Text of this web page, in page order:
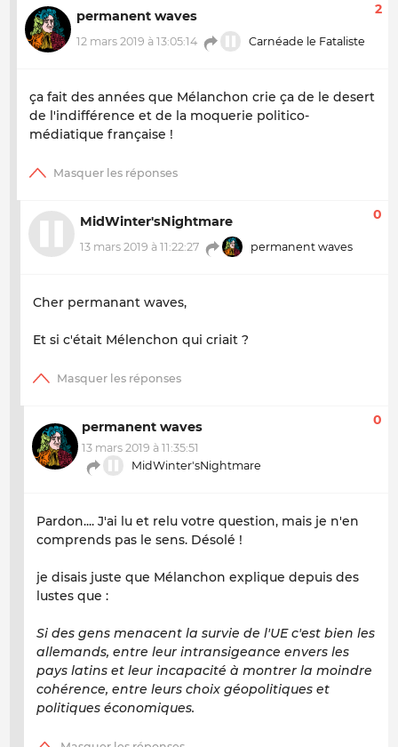
permanent waves
12 mars 2019 à 13:05:14 Carnéade le Fataliste
2
ça fait des années que Mélanchon crie ça de le desert
de l'indifférence et de la moquerie politico-
médiatique française !
MidWinter'sNightmare
13 mars 2019 à 11:22:27 permanent waves
0
Cher permanant waves,
Et si c'était Mélenchon qui criait ?
permanent waves
13 mars 2019 à 11:35:51
MidWinter'sNightmare
0
Pardon.... J'ai lu et relu votre question, mais je n'en
comprends pas le sens. Désolé !
je disais juste que Mélanchon explique depuis des
lustes que :
Si des gens menacent la survie de l'UE c'est bien les
allemands, entre leur intransigeance envers les
pays latins et leur incapacité à montrer la moindre
cohérence, entre leurs choix géopolitiques et
politiques économiques.